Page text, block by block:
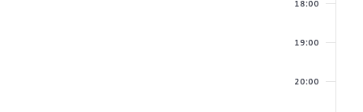
18:00
19:00
20:00